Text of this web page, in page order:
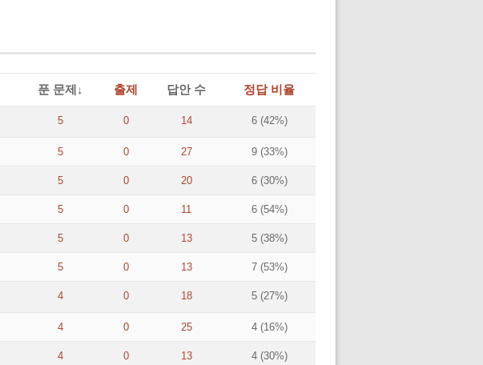
푼 문제↓ 출제 답안 수 정답 비율
5 0 14 6 (42%)
5 0 27 9 (33%)
5 0 20 6 (30%)
5 0 11 6 (54%)
5 0 13 5 (38%)
5 0 13 7 (53%)
4 0 18 5 (27%)
4 0 25 4 (16%)
4 0 13 4 (30%)